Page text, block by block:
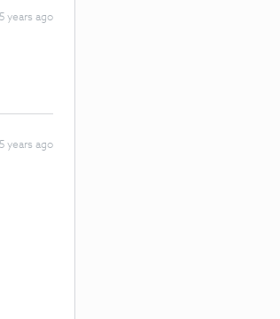
years ago
years ago